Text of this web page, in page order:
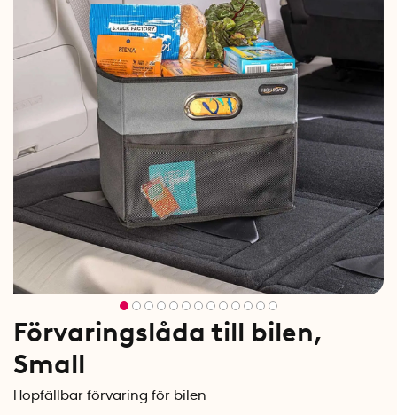
Förvaringslåda till bilen,
Small
Hopfällbar förvaring för bilen